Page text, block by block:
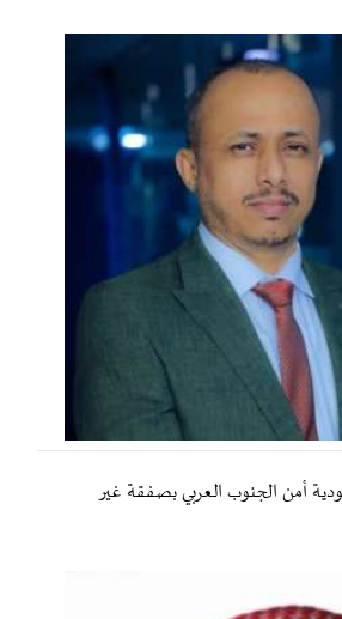
أمن الجنوب العربي بصفقة غير